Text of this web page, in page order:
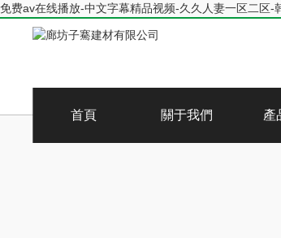
免费av在线播放-中文字幕精品视频-久久人妻一区二区
首頁 關于我們 產